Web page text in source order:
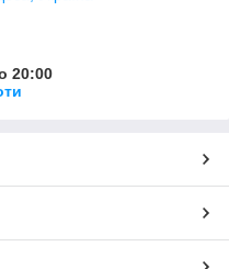
20:00